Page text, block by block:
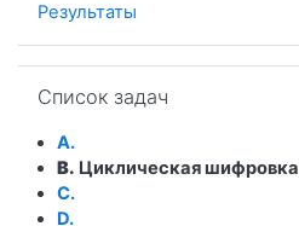
Результаты
Список задач
A.
B. Циклическая шифровка
C.
D.